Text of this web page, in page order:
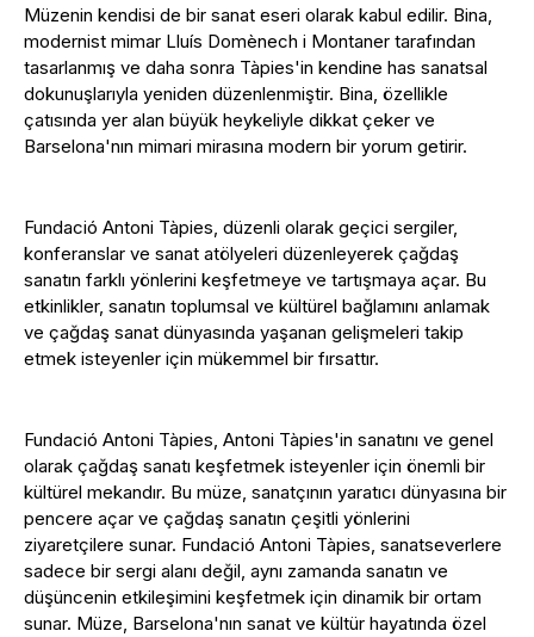
Müzenin kendisi de bir sanat eseri olarak kabul edilir. Bina,
modernist mimar Lluís Domènech i Montaner tarafından
tasarlanmış ve daha sonra Tàpies'in kendine has sanatsal
dokunuşlarıyla yeniden düzenlenmiştir. Bina, özellikle
çatısında yer alan büyük heykeliyle dikkat çeker ve
Barselona'nın mimari mirasına modern bir yorum getirir.
Fundació Antoni Tàpies, düzenli olarak geçici sergiler,
konferanslar ve sanat atölyeleri düzenleyerek çağdaş
sanatın farklı yönlerini keşfetmeye ve tartışmaya açar. Bu
etkinlikler, sanatın toplumsal ve kültürel bağlamını anlamak
ve çağdaş sanat dünyasında yaşanan gelişmeleri takip
etmek isteyenler için mükemmel bir fırsattır.
Fundació Antoni Tàpies, Antoni Tàpies'in sanatını ve genel
olarak çağdaş sanatı keşfetmek isteyenler için önemli bir
kültürel mekandır. Bu müze, sanatçının yaratıcı dünyasına bir
pencere açar ve çağdaş sanatın çeşitli yönlerini
ziyaretçilere sunar. Fundació Antoni Tàpies, sanatseverlere
sadece bir sergi alanı değil, aynı zamanda sanatın ve
düşüncenin etkileşimini keşfetmek için dinamik bir ortam
sunar. Müze, Barselona'nın sanat ve kültür hayatında özel